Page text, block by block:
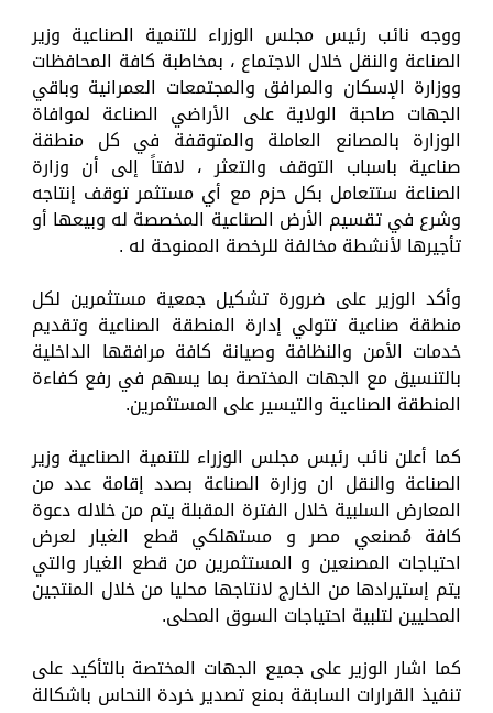
ووجه نائب رئيس مجلس الوزراء للتنمية الصناعية وزير
الصناعة والنقل خلال الاجتماع ، بمخاطبة كافة المحافظات
ووزارة الإسكان والمرافق والمجتمعات العمرانية وباقي
الجهات صاحبة الولاية على الأراضي الصناعة لموافاة
الوزارة بالمصانع العاملة والمتوقفة في كل منطقة
صناعية باسباب التوقف والتعثر ، لافتاً إلى أن وزارة
الصناعة ستتعامل بكل حزم مع أي مستثمر توقف إنتاجه
وشرع في تقسيم الأرض الصناعية المخصصة له وبيعها أو
تأجيرها لأنشطة مخالفة للرخصة الممنوحة له .
وأكد الوزير على ضرورة تشكيل جمعية مستثمرين لكل
منطقة صناعية تتولي إدارة المنطقة الصناعية وتقديم
خدمات الأمن والنظافة وصيانة كافة مرافقها الداخلية
بالتنسيق مع الجهات المختصة بما يسهم في رفع كفاءة
المنطقة الصناعية والتيسير على المستثمرين.
كما أعلن نائب رئيس مجلس الوزراء للتنمية الصناعية وزير
الصناعة والنقل ان وزارة الصناعة بصدد إقامة عدد من
المعارض السلبية خلال الفترة المقبلة يتم من خلاله دعوة
كافة مُصنعي مصر و مستهلكي قطع الغيار لعرض
احتياجات المصنعين و المستثمرين من قطع الغيار والتي
يتم إستيرادها من الخارج لانتاجها محليا من خلال المنتجين
المحليين لتلبية احتياجات السوق المحلى.
كما اشار الوزير على جميع الجهات المختصة بالتأكيد على
تنفيذ القرارات السابقة بمنع تصدير خردة النحاس باشكالة